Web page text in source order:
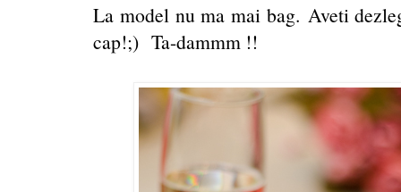
La model nu ma mai bag. Aveti
cap!;) Ta-dammm !!